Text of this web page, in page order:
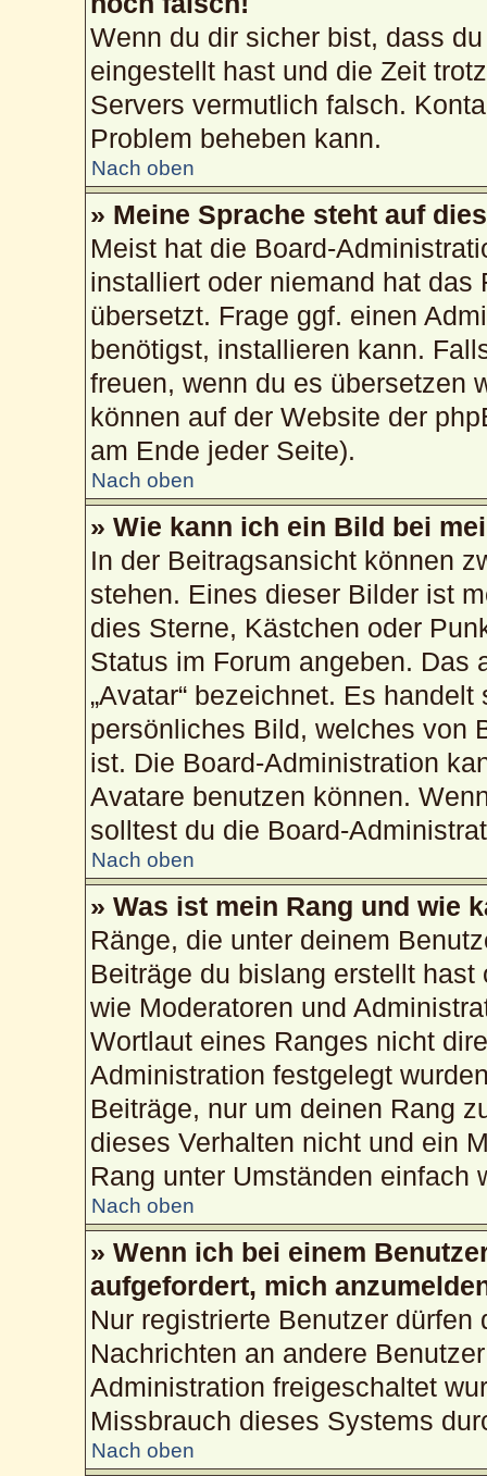
Wenn du dir sicher bist, dass
eingestellt hast und die Zeit
Servers vermutlich falsch.
Problem beheben kann.
Nach oben
» Meine Sprache steht auf
Meist hat die Board-
installiert oder niemand hat
übersetzt. Frage ggf. einen
benötigst, installieren kann.
freuen, wenn du es übersetzen
können auf der Website der
am Ende jeder Seite).
Nach oben
» Wie kann ich ein Bild bei
In der Beitragsansicht können
stehen. Eines dieser Bilder ist
dies Sterne, Kästchen oder
Status im Forum angeben. Das
„Avatar“ bezeichnet. Es
persönliches Bild, welches von
ist. Die Board-Administration
Avatare benutzen können.
solltest du die Board-
Nach oben
» Was ist mein Rang und wie
Ränge, die unter deinem
Beiträge du bislang erstellt
wie Moderatoren und
Wortlaut eines Ranges nicht
Administration festgelegt
Beiträge, nur um deinen Rang
dieses Verhalten nicht und ein
Rang unter Umständen einfach
Nach oben
» Wenn ich bei einem
aufgefordert, mich
Nur registrierte Benutzer
Nachrichten an andere
Administration freigeschaltet
Missbrauch dieses Systems
Nach oben